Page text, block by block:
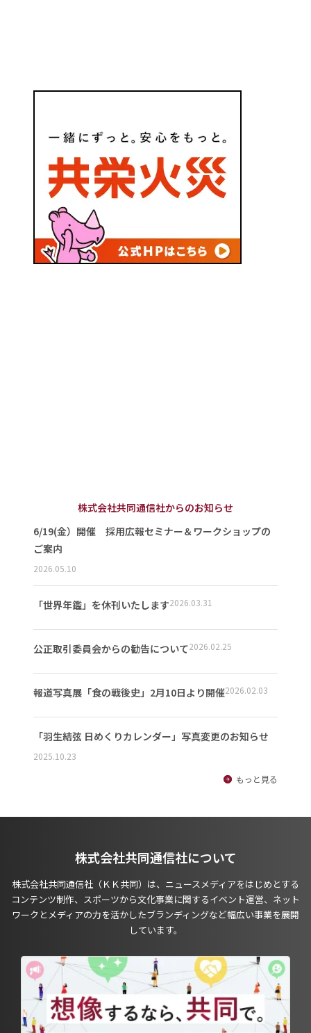
株式会社共同通信社からのお知らせ
6/19(金）開催 採用広報セミナー＆ワークショップの
ご案内
2026.05.10
「世界年鑑」を休刊いたします2026.03.31
公正取引委員会からの勧告について2026.02.25
報道写真展「食の戦後史」2月10日より開催2026.02.03
「羽生結弦 日めくりカレンダー」写真変更のお知らせ
2025.10.23
もっと見る
株式会社共同通信社について
株式会社共同通信社（ＫＫ共同）は、ニュースメディアをはじめとする
コンテンツ制作、スポーツから文化事業に関するイベント運営、ネット
ワークとメディアの力を活かしたブランディングなど幅広い事業を展開
しています。